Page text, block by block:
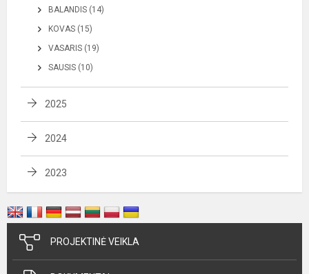
BALANDIS (14)
KOVAS (15)
VASARIS (19)
SAUSIS (10)
2025
2024
2023
PROJEKTINĖ VEIKLA